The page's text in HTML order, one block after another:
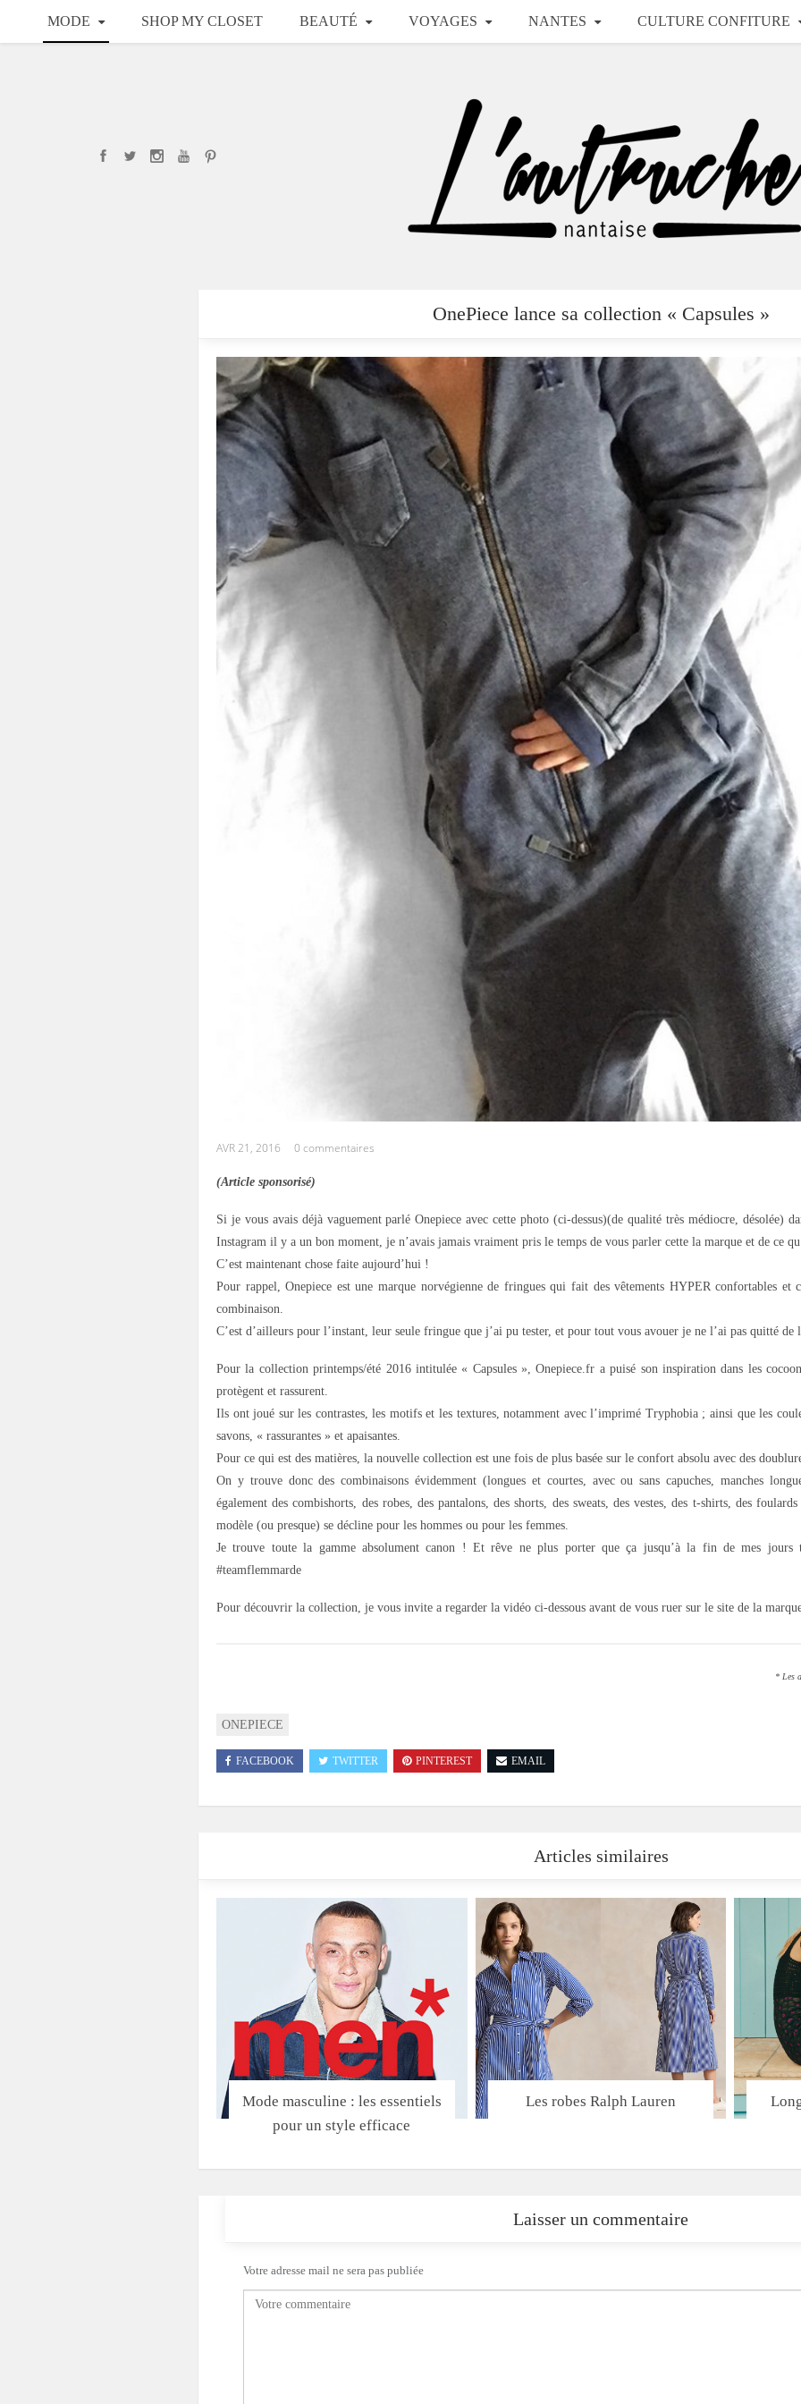
MODE SHOP MY CLOSET BEAUTÉ VOYAGES NANTES CULTURE CONFITURE
OnePiece lance sa collection « Capsules »
AVR 21, 2016 0 commentaires
(Article sponsorisé)
Si je vous avais déjà vaguement parlé Onepiece avec cette photo (ci-dessus)(de qualité très médiocre, désolée)
Instagram il y a un bon moment, je n’avais jamais vraiment pris le temps de vous parler cette la marque et de ce
C’est maintenant chose faite aujourd’hui !
Pour rappel, Onepiece est une marque norvégienne de fringues qui fait des vêtements HYPER confortables et
combinaison.
C’est d’ailleurs pour l’instant, leur seule fringue que j’ai pu tester, et pour tout vous avouer je ne l’ai pas quitté de
Pour la collection printemps/été 2016 intitulée « Capsules », Onepiece.fr a puisé son inspiration dans les
protègent et rassurent.
Ils ont joué sur les contrastes, les motifs et les textures, notamment avec l’imprimé Tryphobia ; ainsi que les
savons, « rassurantes » et apaisantes.
Pour ce qui est des matières, la nouvelle collection est une fois de plus basée sur le confort absolu avec des
On y trouve donc des combinaisons évidemment (longues et courtes, avec ou sans capuches, manches
également des combishorts, des robes, des pantalons, des shorts, des sweats, des vestes, des t-shirts, des
modèle (ou presque) se décline pour les hommes ou pour les femmes.
Je trouve toute la gamme absolument canon ! Et rêve ne plus porter que ça jusqu’à la fin de mes jours
#teamflemmarde
Pour découvrir la collection, je vous invite a regarder la vidéo ci-dessous avant de vous ruer sur le site de la
* Les
ONEPIECE
FACEBOOK TWITTER PINTEREST EMAIL
Articles similaires
Mode masculine : les essentiels
pour un style efficace
Les robes Ralph Lauren
Laisser un commentaire
Votre adresse mail ne sera pas publiée